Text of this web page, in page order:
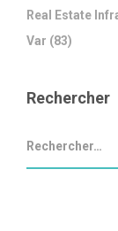
Real Estate
Var (83)
Rechercher